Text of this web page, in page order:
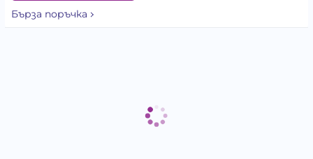
Бърза поръчка